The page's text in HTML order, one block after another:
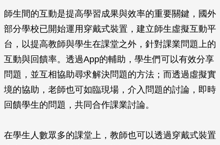
師生間的互動是提高學習成果與效率的重要關鍵，國外
部分學校已開始運用穿戴式裝置，建立師生虛擬互動平
台，以提高教師與學生在課堂之外，針對課業問題上的
互動與回饋率。透過App的輔助，學生們可以有效分享
問題，並互相協助尋求解決問題的方法；而透過虛擬實
境的協助，老師也可如臨現場，介入問題的討論，即時
回饋學生的問題，共同合作課業討論。
在學生人數眾多的課堂上，教師也可以透過穿戴式裝置